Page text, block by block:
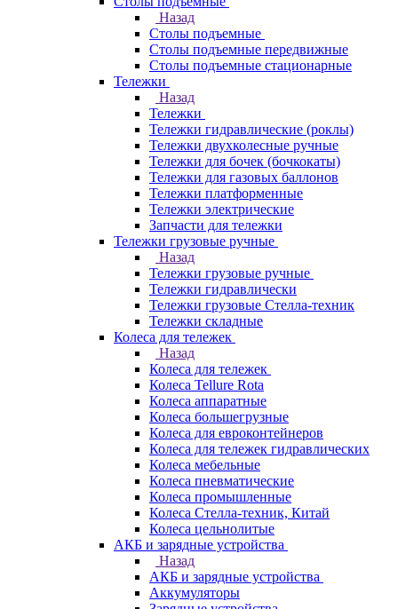
Назад
Столы подъемные
Столы подъемные передвижные
Столы подъемные стационарные
Тележки
Назад
Тележки
Тележки гидравлические (роклы)
Тележки двухколесные ручные
Тележки для бочек (бочкокаты)
Тележки для газовых баллонов
Тележки платформенные
Тележки электрические
Запчасти для тележки
Тележки грузовые ручные
Назад
Тележки грузовые ручные
Тележки гидравлически
Тележки грузовые Стелла-техник
Тележки складные
Колеса для тележек
Назад
Колеса для тележек
Колеса Tellure Rota
Колеса аппаратные
Колеса большегрузные
Колеса для евроконтейнеров
Колеса для тележек гидравлических
Колеса мебельные
Колеса пневматические
Колеса промышленные
Колеса Стелла-техник, Китай
Колеса цельнолитые
АКБ и зарядные устройства
Назад
АКБ и зарядные устройства
Аккумуляторы